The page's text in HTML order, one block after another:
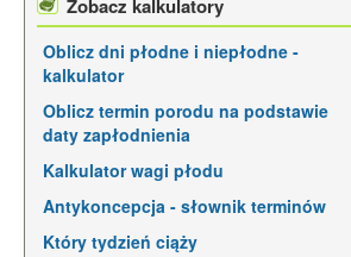
Zobacz kalkulatory
Oblicz dni płodne i niepłodne -
kalkulator
Oblicz termin porodu na podstawie
daty zapłodnienia
Kalkulator wagi płodu
Antykoncepcja - słownik terminów
Który tydzień ciąży